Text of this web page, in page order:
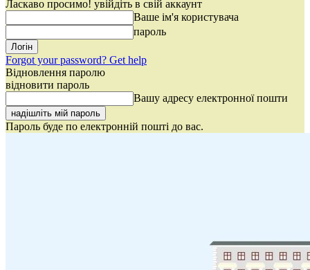
Ласкаво просимо! увійдіть в свій аккаунт
Ваше ім'я користувача
пароль
Forgot your password? Get help
Відновлення паролю
відновити пароль
Вашу адресу електронної пошти
Пароль буде по електронній пошті до вас.